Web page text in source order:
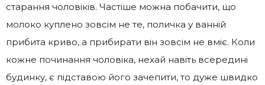
старання чоловіків. Частіше можна побачити, що
молоко куплено зовсім не те, поличка у ванній
прибита криво, а прибирати він зовсім не вміє. Коли
кожне починання чоловіка, нехай навіть всередині
будинку, є підставою його зачепити, то дуже швидко